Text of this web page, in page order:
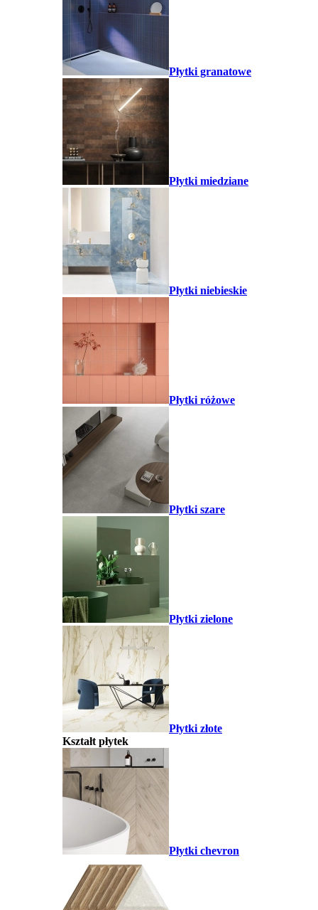
Płytki granatowe
Płytki miedziane
Płytki niebieskie
Płytki różowe
Płytki szare
Płytki zielone
Płytki złote
Kształt płytek
Płytki chevron